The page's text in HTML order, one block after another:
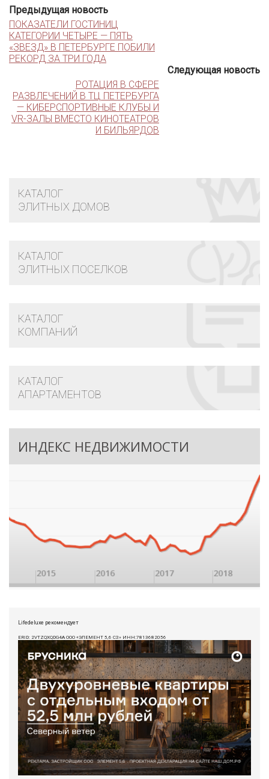
Предыдущая новость
ПОКАЗАТЕЛИ ГОСТИНИЦ
КАТЕГОРИИ ЧЕТЫРЕ — ПЯТЬ
«ЗВЕЗД» В ПЕТЕРБУРГЕ ПОБИЛИ
РЕКОРД ЗА ТРИ ГОДА
Следующая новость
РОТАЦИЯ В СФЕРЕ
РАЗВЛЕЧЕНИЙ В ТЦ ПЕТЕРБУРГА
— КИБЕРСПОРТИВНЫЕ КЛУБЫ И
VR-ЗАЛЫ ВМЕСТО КИНОТЕАТРОВ
И БИЛЬЯРДОВ
КАТАЛОГ
ЭЛИТНЫХ ДОМОВ
КАТАЛОГ
ЭЛИТНЫХ ПОСЕЛКОВ
КАТАЛОГ
КОМПАНИЙ
КАТАЛОГ
АПАРТАМЕНТОВ
ИНДЕКС НЕДВИЖИМОСТИ
Lifedeluxe рекомендует
ERID: 2VTZQXQDG4A ООО «ЭЛЕМЕНТ 5,6 СЗ» ИНН:7813682056